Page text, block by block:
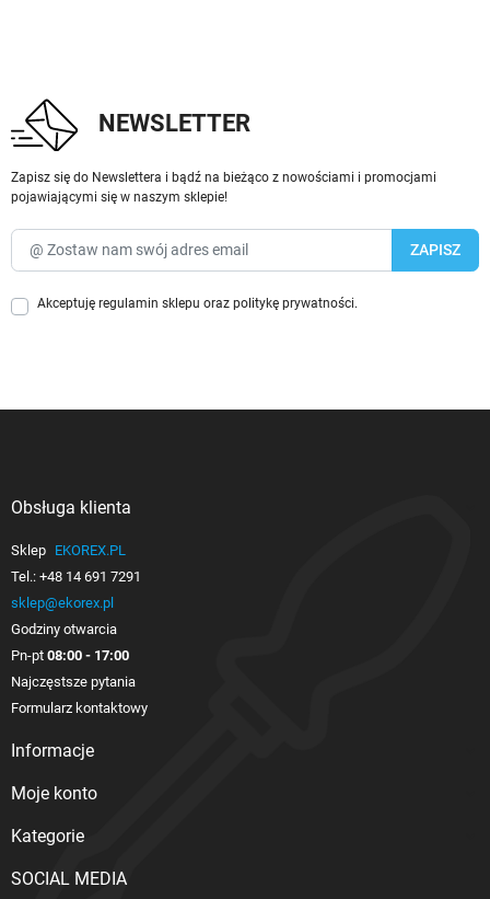
NEWSLETTER
Zapisz się do Newslettera i bądź na bieżąco z nowościami i promocjami
pojawiającymi się w naszym sklepie!
Akceptuję regulamin sklepu oraz politykę prywatności.
Obsługa klienta
Sklep EKOREX.PL
Tel.: +48 14 691 7291
sklep@ekorex.pl
Godziny otwarcia
Pn-pt 08:00 - 17:00
Najczęstsze pytania
Formularz kontaktowy
Informacje
Moje konto
Kategorie
SOCIAL MEDIA